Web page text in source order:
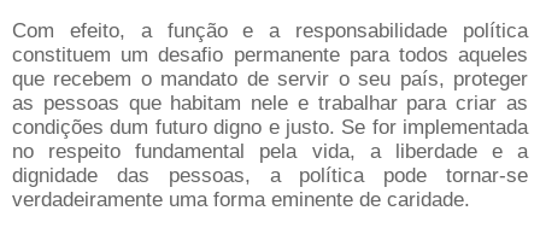
Com efeito, a função e a responsabilidade política
constituem um desafio permanente para todos aqueles
que recebem o mandato de servir o seu país, proteger
as pessoas que habitam nele e trabalhar para criar as
condições dum futuro digno e justo. Se for implementada
no respeito fundamental pela vida, a liberdade e a
dignidade das pessoas, a política pode tornar-se
verdadeiramente uma forma eminente de caridade.